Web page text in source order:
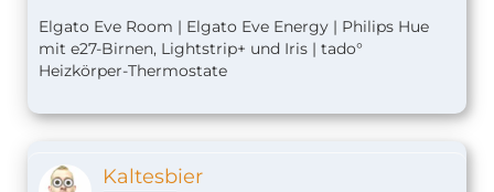
Elgato Eve Room | Elgato Eve Energy | Philips Hue
mit e27-Birnen, Lightstrip+ und Iris | tado°
Heizkörper-Thermostate
Kaltesbier